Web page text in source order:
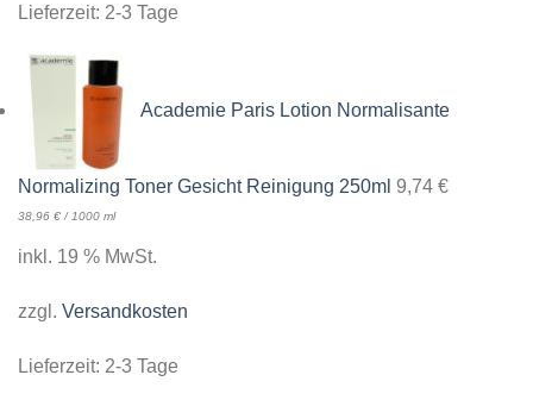
Lieferzeit: 2-3 Tage
Academie Paris Lotion Normalisante
Normalizing Toner Gesicht Reinigung 250ml 9,74 €
38,96 € / 1000 ml
inkl. 19 % MwSt.
zzgl. Versandkosten
Lieferzeit: 2-3 Tage